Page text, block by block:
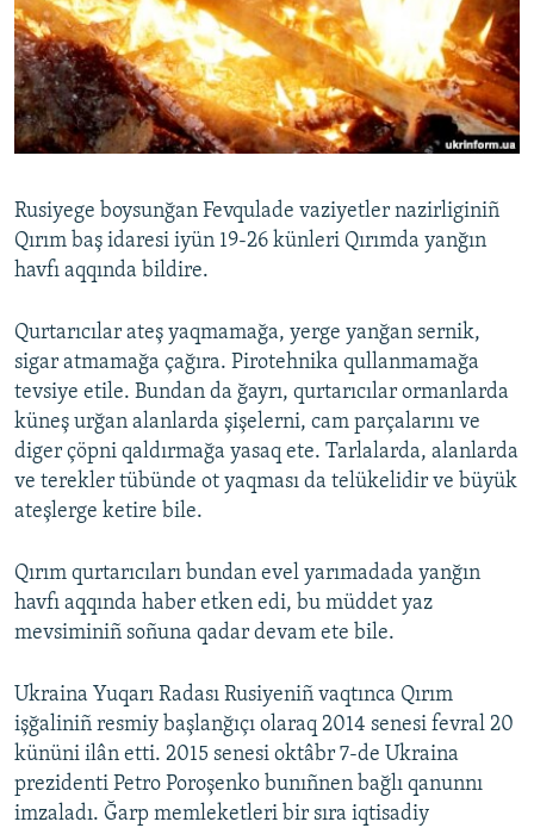
BLOGLAR
FİKİR
Русский
Українською
QOŞULIÑIZ!
RFE/RS bütün saytları
Rusiyege boysunğan Fevqulade vaziyetler nazirliginiñ
Qırım baş idaresi iyün 19-26 künleri Qırımda yanğın
havfı aqqında bildire.
Qurtarıcılar ateş yaqmamağa, yerge yanğan sernik,
sigar atmamağa çağıra. Pirotehnika qullanmamağa
tevsiye etile. Bundan da ğayrı, qurtarıcılar ormanlarda
küneş urğan alanlarda şişelerni, cam parçalarını ve
diger çöpni qaldırmağa yasaq ete. Tarlalarda, alanlarda
ve terekler tübünde ot yaqması da telükelidir ve büyük
ateşlerge ketire bile.
Qırım qurtarıcıları bundan evel yarımadada yanğın
havfı aqqında haber etken edi, bu müddet yaz
mevsiminiñ soñuna qadar devam ete bile.
Ukraina Yuqarı Radası Rusiyeniñ vaqtınca Qırım
işğaliniñ resmiy başlanğıçı olaraq 2014 senesi fevral 20
kününi ilân etti. 2015 senesi oktâbr 7-de Ukraina
prezidenti Petro Poroşenko bunıñnen bağlı qanunnı
imzaladı. Ğarp memleketleri bir sıra iqtisadiy